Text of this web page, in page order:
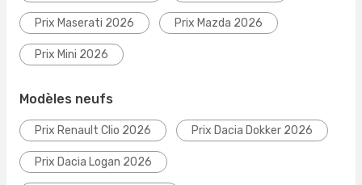
Prix Maserati 2026 Prix Mazda 2026
Prix Mini 2026
Modèles neufs
Prix Renault Clio 2026 Prix Dacia Dokker 2026
Prix Dacia Logan 2026